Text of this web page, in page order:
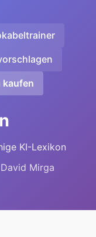
kaufen
KI-Lexikon
Mirga